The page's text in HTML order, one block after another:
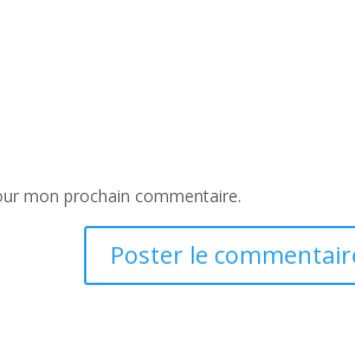
mon prochain commentaire.